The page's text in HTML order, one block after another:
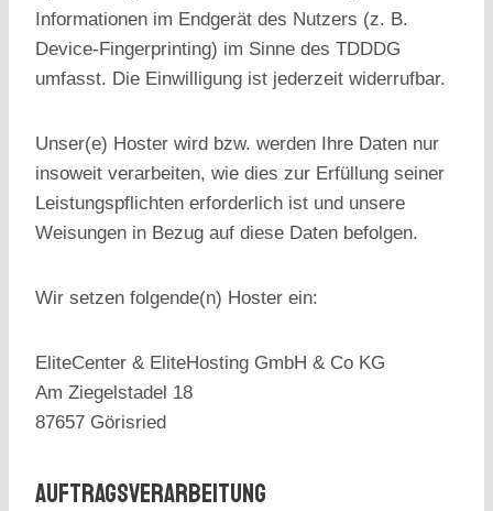
Informationen im Endgerät des Nutzers (z. B.
Device-Fingerprinting) im Sinne des TDDDG
umfasst. Die Einwilligung ist jederzeit widerrufbar.
Unser(e) Hoster wird bzw. werden Ihre Daten nur
insoweit verarbeiten, wie dies zur Erfüllung seiner
Leistungspflichten erforderlich ist und unsere
Weisungen in Bezug auf diese Daten befolgen.
Wir setzen folgende(n) Hoster ein:
EliteCenter & EliteHosting GmbH & Co KG
Am Ziegelstadel 18
87657 Görisried
Auftragsverarbeitung